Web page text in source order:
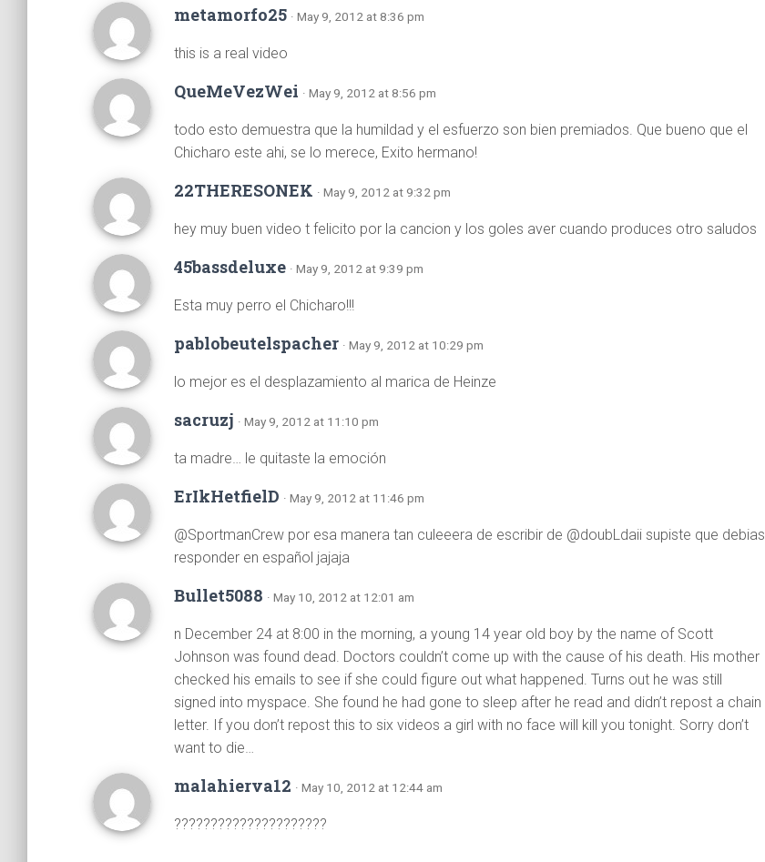
metamorfo25 · May 9, 2012 at 8:36 pm
this is a real video
QueMeVezWei · May 9, 2012 at 8:56 pm
todo esto demuestra que la humildad y el esfuerzo son bien premiados. Que bueno que el
Chicharo este ahi, se lo merece, Exito hermano!
22THERESONEK · May 9, 2012 at 9:32 pm
hey muy buen video t felicito por la cancion y los goles aver cuando produces otro saludos
45bassdeluxe · May 9, 2012 at 9:39 pm
Esta muy perro el Chicharo!!!
pablobeutelspacher · May 9, 2012 at 10:29 pm
lo mejor es el desplazamiento al marica de Heinze
sacruzj · May 9, 2012 at 11:10 pm
ta madre… le quitaste la emoción
ErIkHetfielD · May 9, 2012 at 11:46 pm
@SportmanCrew por esa manera tan culeeera de escribir de @doubLdaii supiste que debias
responder en español jajaja
Bullet5088 · May 10, 2012 at 12:01 am
n December 24 at 8:00 in the morning, a young 14 year old boy by the name of Scott
Johnson was found dead. Doctors couldn’t come up with the cause of his death. His mother
checked his emails to see if she could figure out what happened. Turns out he was still
signed into myspace. She found he had gone to sleep after he read and didn’t repost a chain
letter. If you don’t repost this to six videos a girl with no face will kill you tonight. Sorry don’t
want to die…
malahierva12 · May 10, 2012 at 12:44 am
?????????????????????